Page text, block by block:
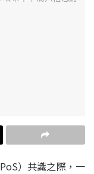
PoS）共識之際， 一